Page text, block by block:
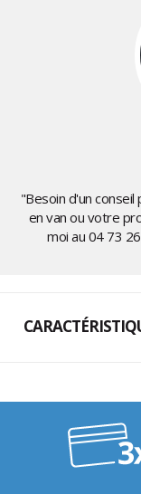
"Besoin d'un
en van ou votre
moi au 04 73